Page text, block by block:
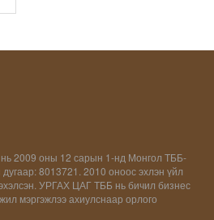
2009 оны 12 сарын 1-нд Монгол ТББ-
дугаар: 8013721. 2010 оноос эхлэн үйл
УРГАХ ЦАГ ТББ нь бичил бизнес
мэргэжлээ ахиулснаар орлого